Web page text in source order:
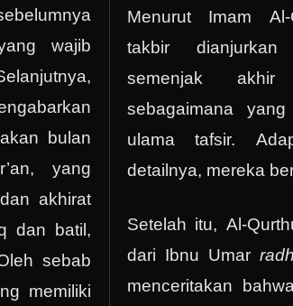
wajib
bulan
yang
akhirat
dan batil,
sebab
memiliki
Menurut Imam Al-
takbir
semenjak akhir
sebagaimana
ulama tafsir.
detailnya, mereka
Setelah itu, Al-
dari Ibnu Umar
menceritakan